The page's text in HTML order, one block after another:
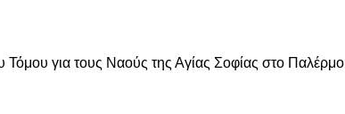
για τους Ναούς της Αγίας Σοφίας στο Παλέρμο